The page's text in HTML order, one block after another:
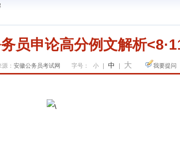
员申论高分例文解析
： 安徽公务员考试网 字号： 小 中 大 我要提问